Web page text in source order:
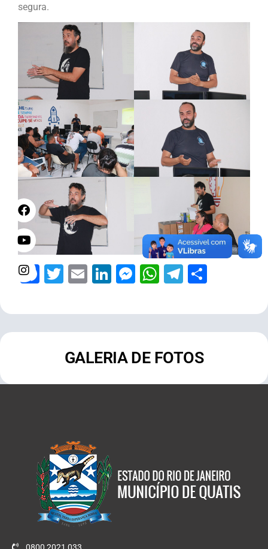
segura.
Facebook
Twitter
EmailLinkedIn
Messenger
WhatsApp
Telegram
GALERIA DE FOTOS
0800 2021 033